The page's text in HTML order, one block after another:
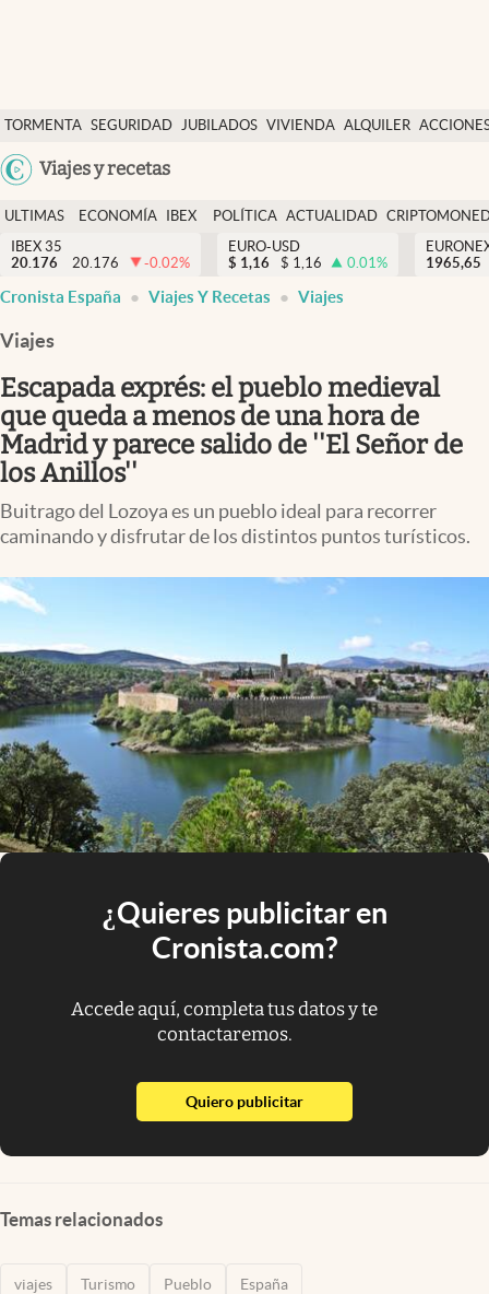
TORMENTA SEGURIDAD JUBILADOS VIVIENDA ALQUILER
USA
Viajes y recetas
Economía y finanzas
Política
Actualidad
Criptomonedas
España
ULTIMAS
NOTICIAS
ECONOMÍA
FINANZAS
IBEX
EURO
POLÍTICA ACTUALIDAD
IBEX 35
20.176
20.176 -0.02%
EURO-USD
$ 1,16 $ 1,16 0.01%
1965,65
Cronista España Viajes Y Recetas Viajes
Viajes
Escapada exprés: el pueblo medieval
que queda a menos de una hora de
Madrid y parece salido de ''El Señor de
los Anillos''
Buitrago del Lozoya es un pueblo ideal para recorrer
caminando y disfrutar de los distintos puntos turísticos.
¿Quieres publicitar en
Cronista.com?
Accede aquí, completa tus datos y te
contactaremos.
Quiero publicitarabre en nueva pestaña
Temas relacionados
viajes Turismo Pueblo España